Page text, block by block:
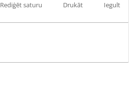
Rediģēt saturu
Drukāt Iegult